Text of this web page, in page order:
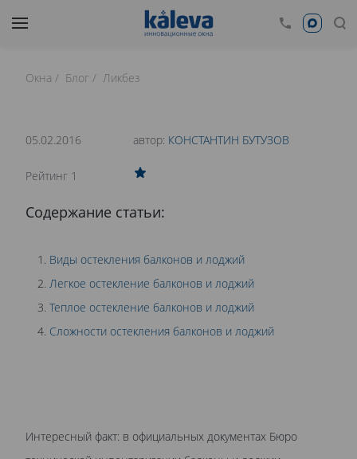
0
Окна Блог Ликбез
Содержание статьи:
Виды остекления балконов и лоджий
Легкое остекление балконов и лоджий
Теплое остекление балконов и лоджий
Сложности остекления балконов и лоджий
05.02.2016 автор: КОНСТАНТИН БУТУЗОВ
Рейтинг 1
Интересный факт: в официальных документах Бюро